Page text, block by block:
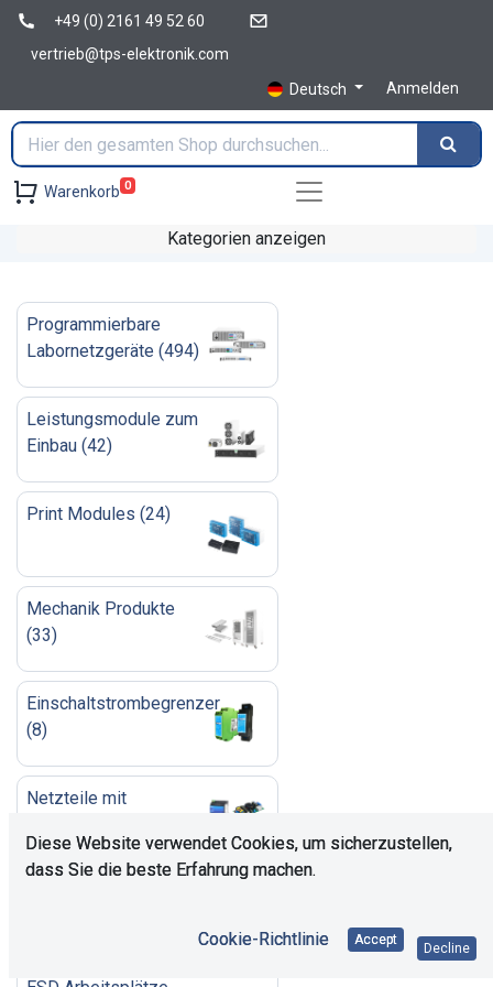
+49 (0) 2161 49 52 60
vertrieb@tps-elektronik.com
Deutsch
Anmelden
Warenkorb 0
Kategorien anzeigen
Programmierbare
Labornetzgeräte (494)
Leistungsmodule zum
Einbau (42)
Print Modules (24)
Mechanik Produkte
(33)
Einschaltstrombegrenzer
(8)
Netzteile mit
Diese Website verwendet Cookies, um sicherzustellen,
dass Sie die beste Erfahrung machen.
Cookie-Richtlinie Accept
Decline